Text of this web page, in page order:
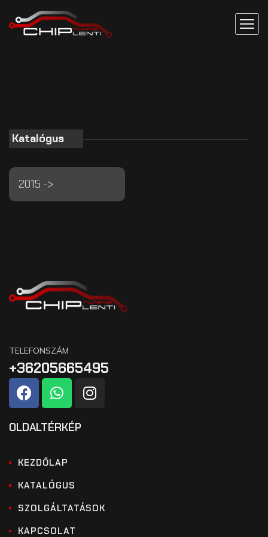
Katalógus
2015 ->
TELEFONSZÁM
+36205665495
OLDALTÉRKÉP
KEZDŐLAP
KATALÓGUS
SZOLGÁLTATÁSOK
KAPCSOLAT